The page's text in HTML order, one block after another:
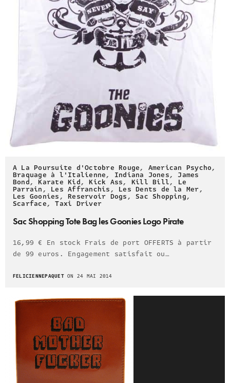
A La Poursuite d'Octobre Rouge, American Psycho,
Braquage à l'Italienne, Indiana Jones, James
Bond,Karate Kid,Kick Ass, Kill Bill, Le
Parrain, Les Affranchis, Les Dents de la Mer,
Les Goonies,Reservoir Dogs,Sac Shopping,
Scarface,Taxi Driver
Sac Shopping Tote Bag les Goonies Logo Pirate
16,99 € En stock Frais de port OFFERTS à partir
de 99 euros. Engagement satisfait ou…
FELICIENNEPAQUETON 24 MAI 2014